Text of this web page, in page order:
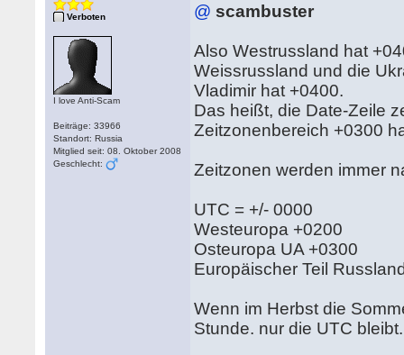
Verboten
I love Anti-Scam
Beiträge: 33966
Standort: Russia
Mitglied seit: 08. Oktober 2008
Geschlecht:
@ scambuster
Also Westrussland hat
Weissrussland und die
Vladimir hat +0400.
Das heißt, die Date-Zeile
Zeitzonenbereich +0300
Zeitzonen werden immer
UTC = +/- 0000
Westeuropa +0200
Osteuropa UA +0300
Europäischer Teil
Wenn im Herbst die
Stunde. nur die UTC bleibt.